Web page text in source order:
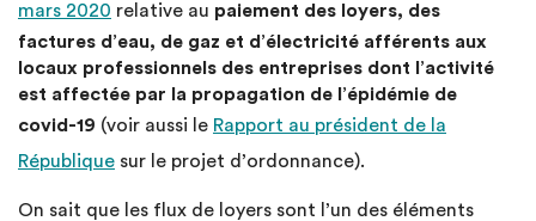
mars 2020 relative au paiement des loyers, des
factures d’eau, de gaz et d’électricité afférents aux
locaux professionnels des entreprises dont l’activité
est affectée par la propagation de l’épidémie de
covid-19 (voir aussi le Rapport au président de la
République sur le projet d’ordonnance).
On sait que les flux de loyers sont l’un des éléments